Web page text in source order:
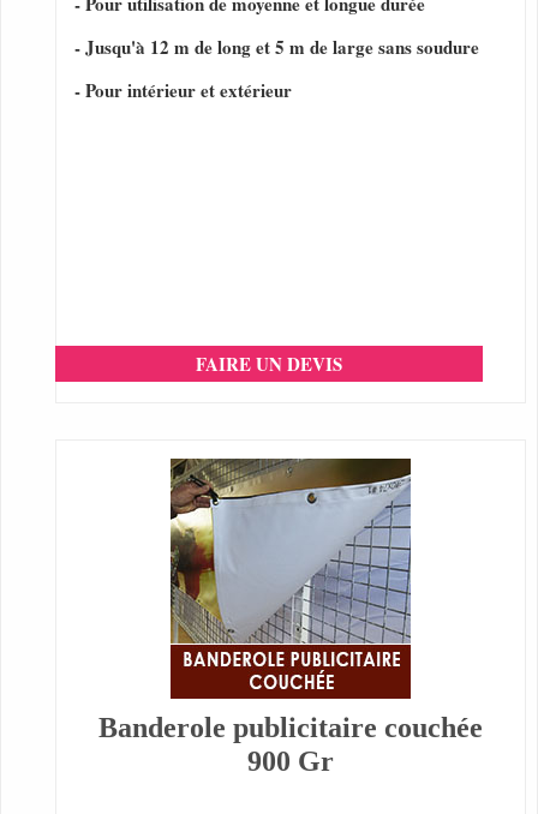
- Jusqu'à 12 m de long et 5 m de large sans soudure
- Pour intérieur et extérieur
FAIRE UN DEVIS
Banderole publicitaire couchée
900 Gr